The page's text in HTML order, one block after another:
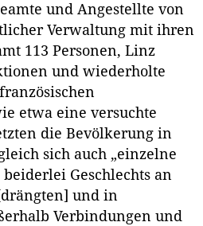
und Angestellte von
Verwaltung mit ihren
113 Personen, Linz
und wiederholte
etwa eine versuchte
die Bevölkerung in
sich auch „einzelne
Geschlechts an
und in
Verbindungen und